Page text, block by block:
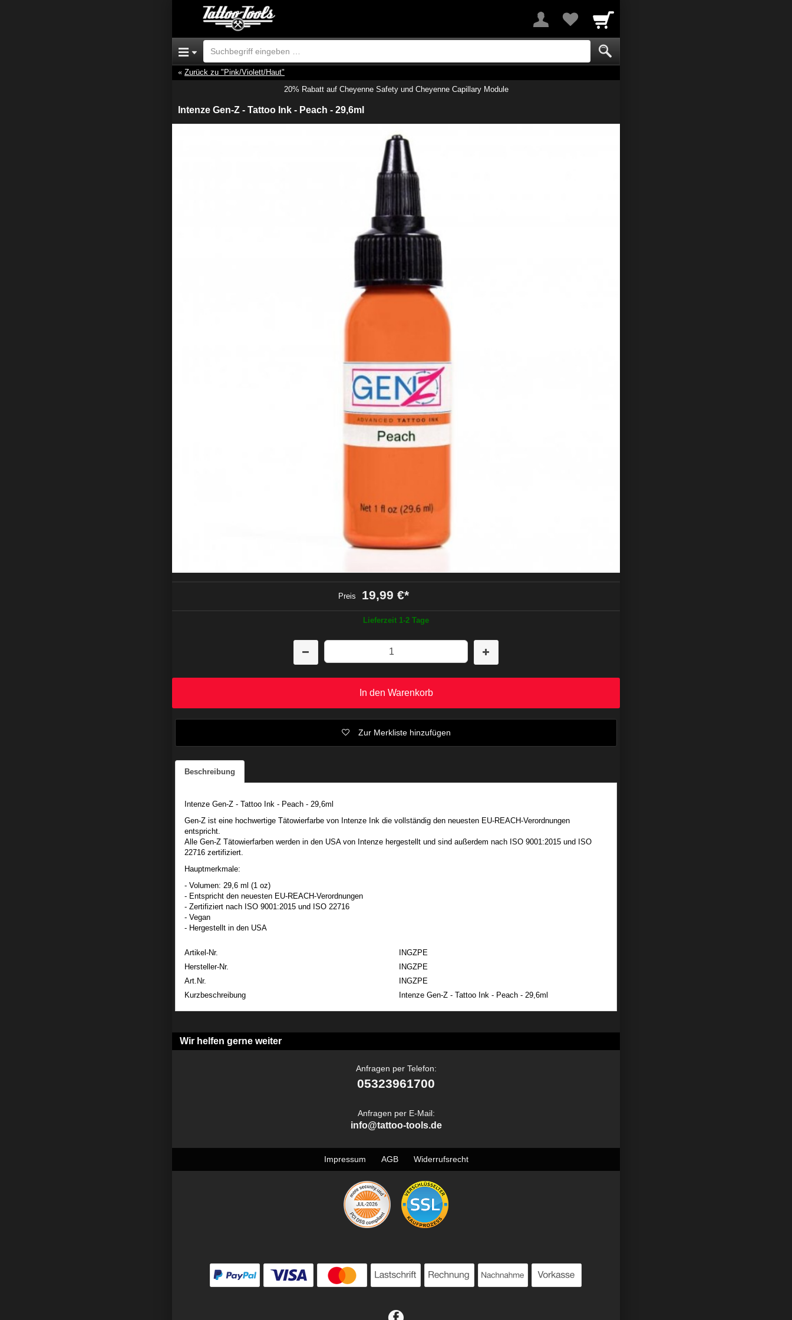
Zurück zu "Pink/Violett/Haut"
20% Rabatt auf Cheyenne Safety und Cheyenne Capillary Module
Intenze Gen-Z - Tattoo Ink - Peach - 29,6ml
Preis 19,99 €*
Lieferzeit 1-2 Tage
In den Warenkorb
Zur Merkliste hinzufügen
Beschreibung
Intenze Gen-Z - Tattoo Ink - Peach - 29,6ml
Gen-Z ist eine hochwertige Tätowierfarbe von Intenze Ink die vollständig den neuesten EU-REACH-Verordnungen
entspricht.
Alle Gen-Z Tätowierfarben werden in den USA von Intenze hergestellt und sind außerdem nach ISO 9001:2015 und ISO
22716 zertifiziert.
Hauptmerkmale:
- Volumen: 29,6 ml (1 oz)
- Entspricht den neuesten EU-REACH-Verordnungen
- Zertifiziert nach ISO 9001:2015 und ISO 22716
- Vegan
- Hergestellt in den USA
Artikel-Nr.
INGZPE
Hersteller-Nr.
INGZPE
Art.Nr.
INGZPE
Kurzbeschreibung
Intenze Gen-Z - Tattoo Ink - Peach - 29,6ml
Wir helfen gerne weiter
Anfragen per Telefon:
05323961700
Anfragen per E-Mail:
info@tattoo-tools.de
Impressum AGB Widerrufsrecht